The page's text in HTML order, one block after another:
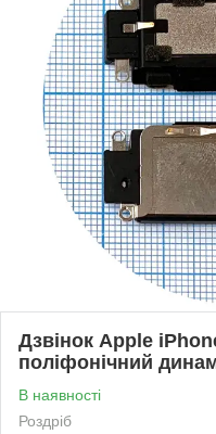
Дзвінок Apple
поліфонічний
В наявності
Роздріб